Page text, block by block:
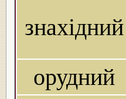
знахідний
орудний